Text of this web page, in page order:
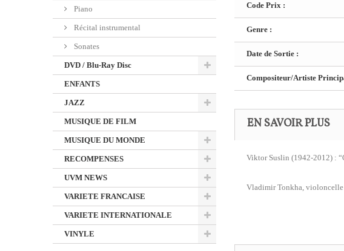
Piano
Récital instrumental
Sonates
DVD / Blu-Ray Disc
ENFANTS
JAZZ
MUSIQUE DE FILM
MUSIQUE DU MONDE
RECOMPENSES
UVM NEWS
VARIETE FRANCAISE
VARIETE INTERNATIONALE
VINYLE
Code Prix :
Genre :
Date de Sortie :
Compositeur/Artiste
EN SAVOIR PLUS
Viktor Suslin (1942-2012) :
Vladimir Tonkha,